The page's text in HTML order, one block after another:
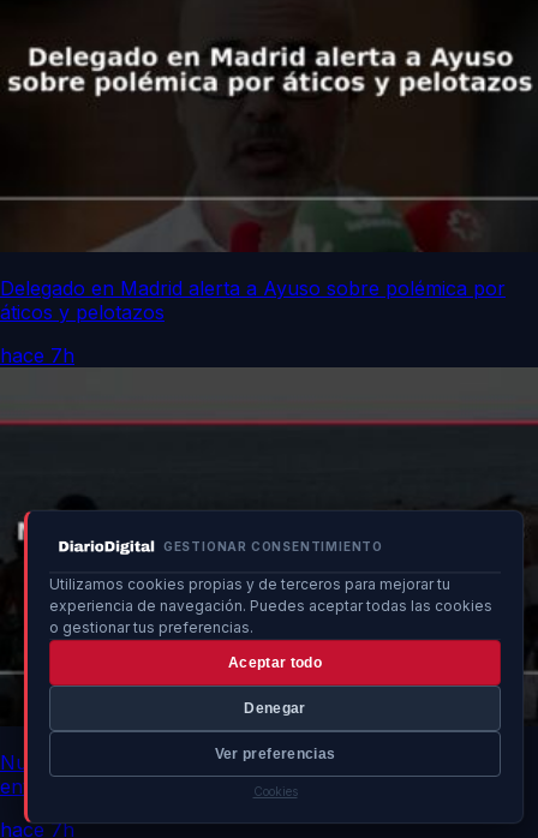
GESTIONAR CONSENTIMIENTO
Utilizamos cookies propias y de terceros para mejorar tu
experiencia de navegación. Puedes aceptar todas las cookies
o gestionar tus preferencias.
Aceptar todo
Denegar
Ver preferencias
Cookies
Delegado en Madrid alerta a Ayuso sobre polémica por
áticos y pelotazos
hace 7h
Nuevo cuerpo encontrado eleva a 83 los muertos tras
entrada en Ceuta
hace 7h